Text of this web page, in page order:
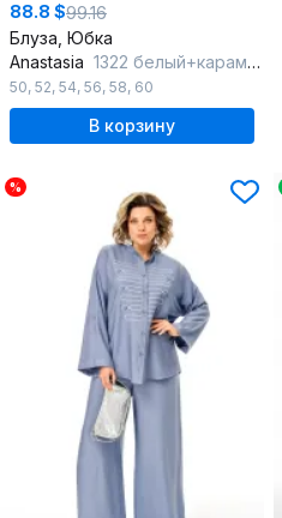
88.8 $99.16
Блуза, Юбка
Anastasia 1322 белый+карамель
50, 52, 54, 56, 58, 60
В корзину
%